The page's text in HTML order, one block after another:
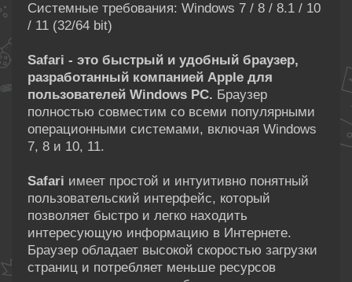
Системные требования: Windows 7 / 8 / 8.1 / 10
/ 11 (32/64 bit)
Safari - это быстрый и удобный браузер,
разработанный компанией Apple для
пользователей Windows PC. Браузер
полностью совместим со всеми популярными
операционными системами, включая Windows
7, 8 и 10, 11.
Safari имеет простой и интуитивно понятный
пользовательский интерфейс, который
позволяет быстро и легко находить
интересующую информацию в Интернете.
Браузер обладает высокой скоростью загрузки
страниц и потребляет меньше ресурсов